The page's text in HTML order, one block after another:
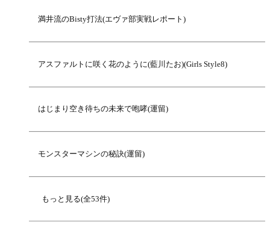
満井流のBisty打法(エヴァ部実戦レポート)
アスファルトに咲く花のように(藍川たお)(Girls Style8)
はじまり空き待ちの未来で咆哮(運留)
モンスターマシンの秘訣(運留)
もっと見る(全53件)